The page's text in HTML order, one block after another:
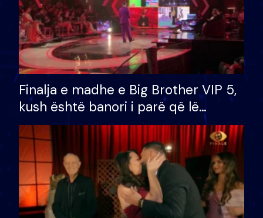
Finalja e madhe e Big Brother VIP 5,
kush është banori i parë që lë
shtëpinë dhe humb mundësinë për
të fituar çmimin e madh